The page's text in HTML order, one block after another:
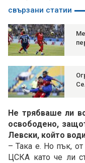
свързани статии
Не трябваше ли
освободено,
Левски, който
– Така е. Но пък,
ЦСКА като че ли